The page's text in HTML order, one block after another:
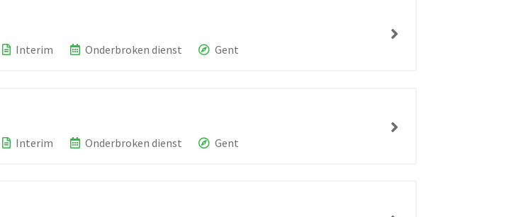
Interim Onderbroken dienst Gent
Interim Onderbroken dienst Gent